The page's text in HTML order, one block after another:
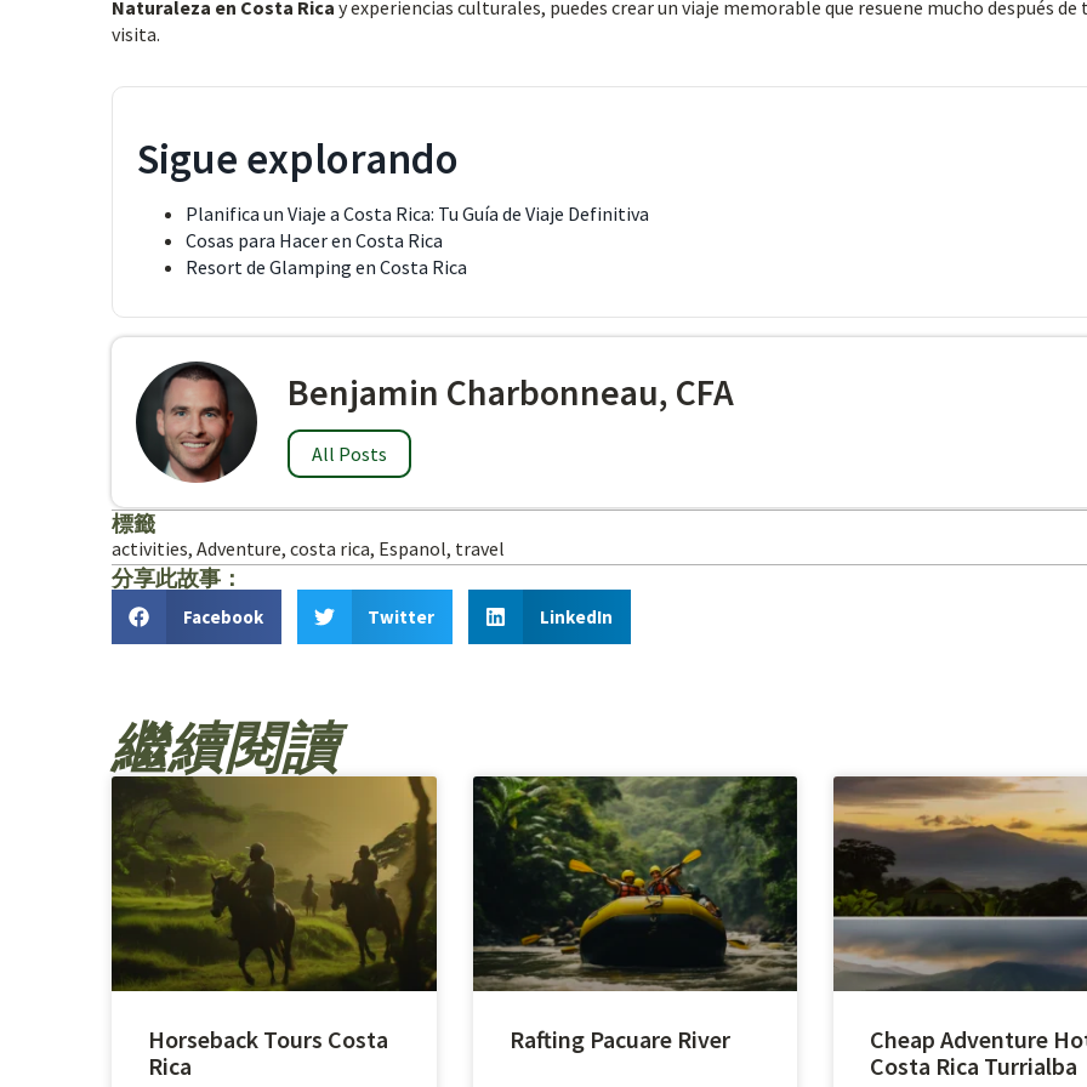
Naturaleza en Costa Rica y experiencias culturales, puedes crear un viaje memorable que resuene mucho después de
visita.
Sigue explorando
Planifica un Viaje a Costa Rica: Tu Guía de Viaje Definitiva
Cosas para Hacer en Costa Rica
Resort de Glamping en Costa Rica
Benjamin Charbonneau, CFA
All Posts
標籤
activities, Adventure, costa rica, Espanol, travel
分享此故事：
Facebook Twitter LinkedIn
繼續閱讀
Horseback Tours Costa
Rica
Rafting Pacuare River
Cheap Adventure
Costa Rica Turrialba